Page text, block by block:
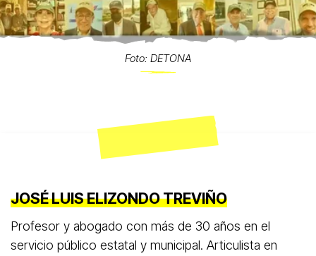
Foto: DETONA
JOSÉ LUIS ELIZONDO TREVIÑO
Profesor y abogado con más de 30 años en el
servicio público estatal y municipal. Articulista en